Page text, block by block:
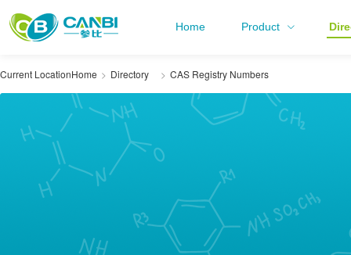
Home Product
Current LocationHome Directory CAS Registry Numbers